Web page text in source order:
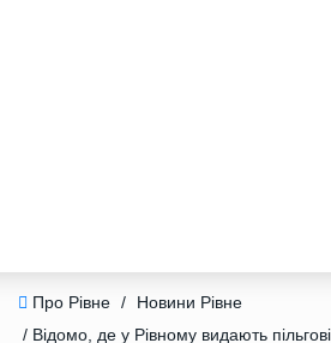
Про Рівне /
Новини Рівне